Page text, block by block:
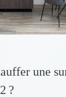
une
?